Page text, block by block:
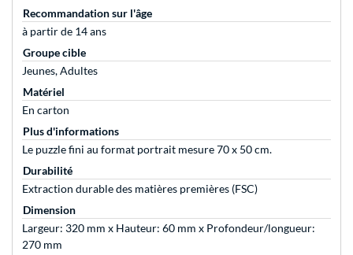
Recommandation sur l'âge
à partir de 14 ans
Groupe cible
Jeunes, Adultes
Matériel
En carton
Plus d'informations
Le puzzle fini au format portrait mesure 70 x 50 cm.
Durabilité
Extraction durable des matières premières (FSC)
Dimension
Largeur: 320 mm x Hauteur: 60 mm x Profondeur/longueur:
270 mm